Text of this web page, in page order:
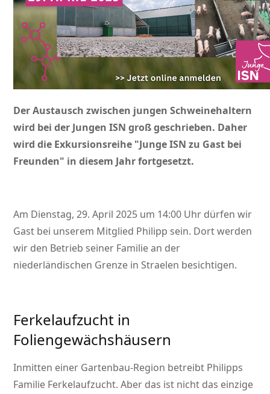
Der Austausch zwischen jungen Schweinehaltern
wird bei der Jungen ISN groß geschrieben. Daher
wird die Exkursionsreihe Junge ISN zu Gast bei
Freunden
in diesem Jahr fortgesetzt.
Am Dienstag, 29. April 2025 um 14:00 Uhr dürfen wir
Gast bei unserem Mitglied Philipp sein. Dort werden
wir den Betrieb seiner Familie an der
niederländischen Grenze in Straelen besichtigen.
Ferkelaufzucht in
Foliengewächshäusern
Inmitten einer Gartenbau-Region betreibt Philipps
Familie Ferkelaufzucht. Aber das ist nicht das einzige